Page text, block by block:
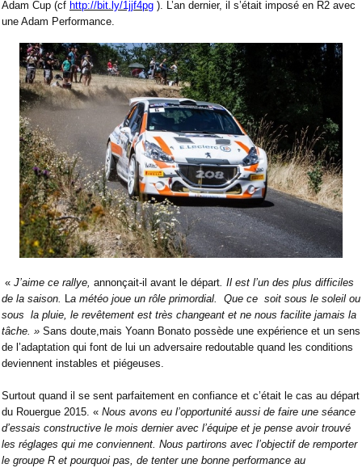
Adam Cup (cf http://bit.ly/1jjf4pg ). L’an dernier, il s’était imposé en R2 avec
une Adam Performance.
« J’aime ce rallye, annonçait-il avant le départ . Il est l’un des plus difficiles
de la saison.
a météo joue un rôle primordial. Que ce soit sous le soleil ou
sous la pluie, le revêtement est très changeant et ne nous facilite jamais la
tâche. » Sans doute,mais Yoann Bonato possède une expérience et un sens
de l’adaptation qui font de lui un adversaire redoutable quand les conditions
deviennent instables et piégeuses.
Surtout quand il se sent parfaitement en confiance et c’était le cas au départ
du Rouergue 2015. « Nous avons eu l’opportunité aussi de faire une séance
d’essais constructive le mois dernier avec l’équipe et je pense avoir trouvé
les réglages qui me conviennent. Nous partirons avec l’objectif de remporter
le groupe R et pourquoi pas, de tenter une bonne performance au